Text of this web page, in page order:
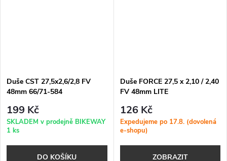
Duše CST 27,5x2,6/2,8 FV
48mm 66/71-584
199 Kč
SKLADEM v prodejně BIKEWAY
1 ks
DO KOŠÍKU
Duše FORCE 27,5 x 2,10 / 2,40
FV 48mm LITE
126 Kč
Expedujeme po 17.8. (dovolená
e-shopu)
ZOBRAZIT